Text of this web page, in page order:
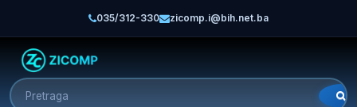
035/312-330 zicomp.i@bih.net.ba